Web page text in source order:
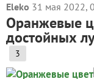
Eleko 31 мая 2022,
Оранжевые
достойных
3